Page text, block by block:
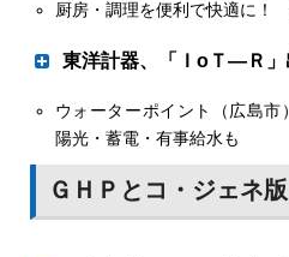
「スローエナジー
民泊施設運営に乗り出したの
を考えると、人口減などもあり
れからの商環境を見据え第２
と考えたのが発端。
阿弥陀おかげ村子ども食堂のイベ
施。火種作りに成功した子
厨房・調理を便利で快適に！
東洋計器、「ＩoＴ—Ｒ」
監視先も同水準に
ＬＰＷＡ技術に対応した東洋
正社長）のＩｏＴ端末「Ｉｏ
ウォーターポイント（広島
陽光・蓄電・有事給水も
ＧＨＰとコ・ジェネ版